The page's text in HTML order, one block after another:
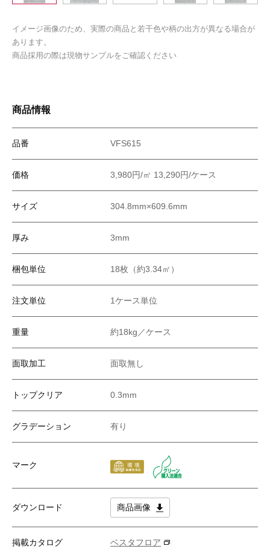
イメージ画像のため、実際の商品と若干色や柄の出方が異なる場合が
あります。
商品採用の際は現物サンプルをご確認ください
商品情報
品番 VFS615
価格 3,980円/㎡ 13,290円/ケース
サイズ 304.8mm×609.6mm
厚み 3mm
梱包単位 18枚（約3.34㎡）
注文単位 1ケース単位
重量 約18kg／ケース
面取加工 面取無し
トップクリア 0.3mm
グラデーション 有り
マーク
ダウンロード 商品画像
掲載カタログ ベスタフロア